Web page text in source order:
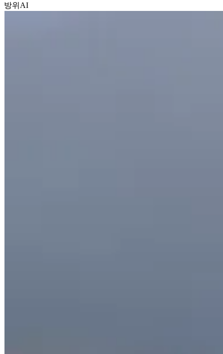
방위 AI